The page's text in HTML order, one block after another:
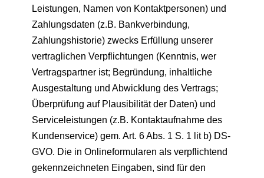
Leistungen, Namen von Kontaktpersonen) und
Zahlungsdaten (z.B. Bankverbindung,
Zahlungshistorie) zwecks Erfüllung unserer
vertraglichen Verpflichtungen (Kenntnis, wer
Vertragspartner ist; Begründung, inhaltliche
Ausgestaltung und Abwicklung des Vertrags;
Überprüfung auf Plausibilität der Daten) und
Serviceleistungen (z.B. Kontaktaufnahme des
Kundenservice) gem. Art. 6 Abs. 1 S. 1 lit b) DS-
GVO. Die in Onlineformularen als verpflichtend
gekennzeichneten Eingaben, sind für den